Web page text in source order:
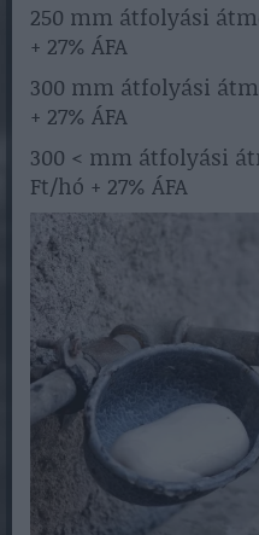
250 mm átfolyási
+ 27% ÁFA
300 mm átfolyási
+ 27% ÁFA
300 < mm átfolyási
Ft/hó + 27% ÁFA